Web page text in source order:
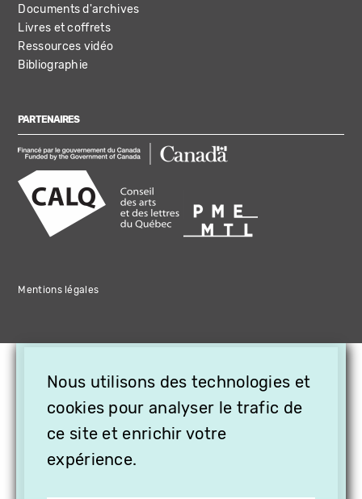
Documents d'archives
Livres et coffrets
Ressources vidéo
Bibliographie
PARTENAIRES
Mentions légales
Nous utilisons des technologies et
cookies pour analyser le trafic de
ce site et enrichir votre
expérience.
OFFREZ LA VIDÉO EN
CADEAU, ABONNEZ VOS
PROCHES À VITHÈQUE !